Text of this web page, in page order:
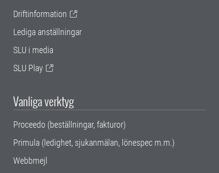
Driftinformation
Lediga anställningar
SLU i media
SLU Play
Vanliga verktyg
Proceedo (beställningar, fakturor)
Primula (ledighet, sjukanmälan, lönespec m.m.)
Webbmejl